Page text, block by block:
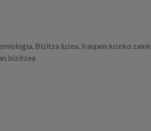
, Bizitza luzea, Iraupen luzeko
bizitzea